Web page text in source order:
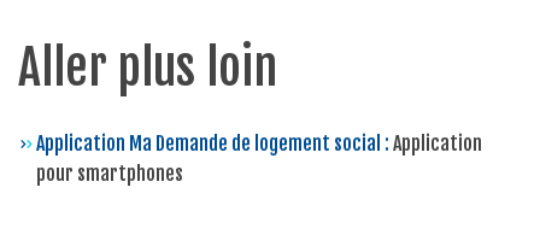
Aller plus loin
Application Ma Demande de logement social : Application
pour smartphones